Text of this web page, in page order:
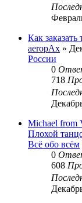
Как
aeropAx »
России
0
718
Michael from
Плохой
Всё обо всём
0
608